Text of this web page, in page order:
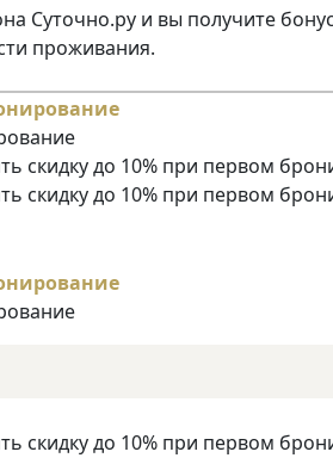
Суточно.ру и вы получите
проживания.
скидку до 10% при первом
скидку до 10% при первом
скидку до 10% при первом